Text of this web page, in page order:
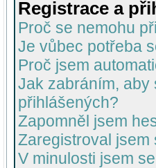
Registrace a
Proč se nemohu
Je vůbec potřeba
Proč jsem
Jak zabráním, aby
přihlášených?
Zapomněl jsem
Zaregistroval jsem
V minulosti jsem